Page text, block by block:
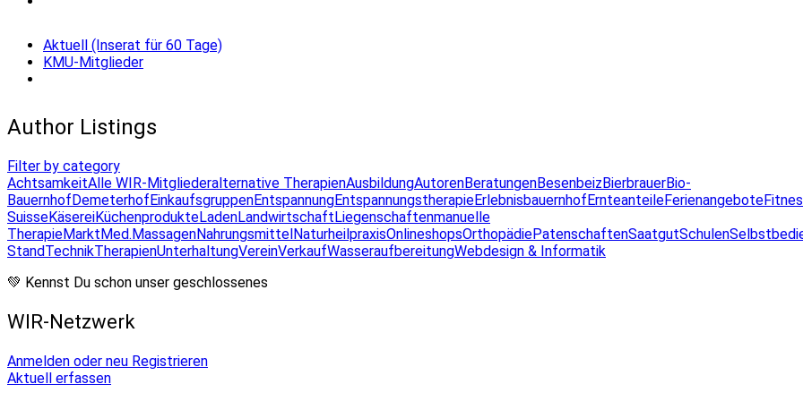
Aktuell (Inserat für 60 Tage)
KMU-Mitglieder
Author Listings
Filter by category
AchtsamkeitAlle WIR-Mitgliederalternative TherapienAusbildungAutorenBeratungenBesenbeizBierbrauerBio-
BauernhofDemeterhofEinkaufsgruppenEntspannungEntspannungstherapieErlebnisbauernhofErnteanteileFerienangebote
SuisseKäsereiKüchenprodukteLadenLandwirtschaftLiegenschaftenmanuelle
TherapieMarktMed.MassagenNahrungsmittelNaturheilpraxisOnlineshopsOrthopädiePatenschaftenSaatgutSchulen
StandTechnikTherapienUnterhaltungVereinVerkaufWasseraufbereitungWebdesign & Informatik
💚 Kennst Du schon unser geschlossenes
WIR-Netzwerk
Anmelden oder neu Registrieren
Aktuell erfassen